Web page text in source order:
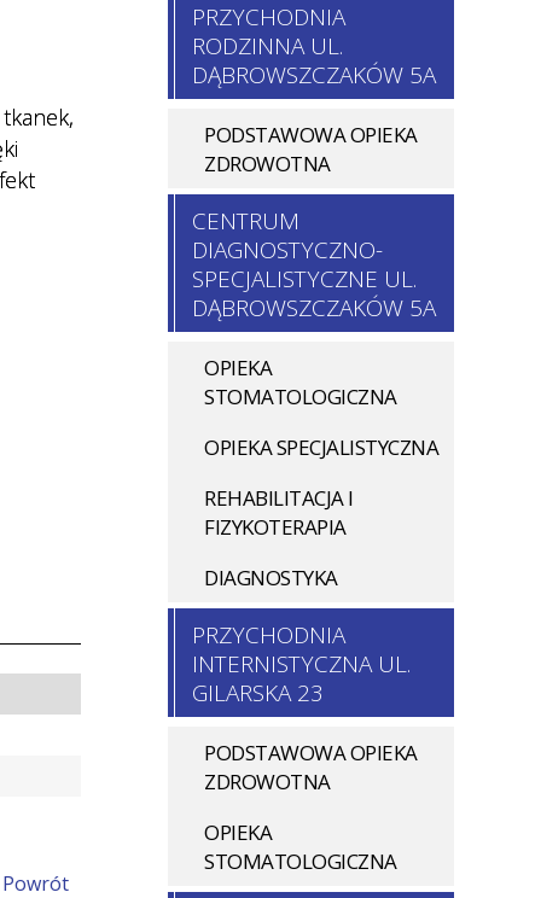
i
Powrót
PRZYCHODNIA
RODZINNA UL.
DĄBROWSZCZAKÓW 5A
PODSTAWOWA OPIEKA
ZDROWOTNA
CENTRUM
DIAGNOSTYCZNO-
SPECJALISTYCZNE UL.
DĄBROWSZCZAKÓW 5A
OPIEKA
STOMATOLOGICZNA
OPIEKA SPECJALISTYCZNA
REHABILITACJA I
FIZYKOTERAPIA
DIAGNOSTYKA
PRZYCHODNIA
INTERNISTYCZNA UL.
GILARSKA 23
PODSTAWOWA OPIEKA
ZDROWOTNA
OPIEKA
STOMATOLOGICZNA